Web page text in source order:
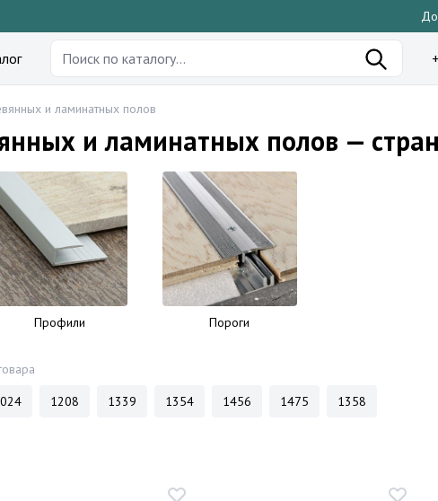
и ламинатных полов
и ламинатных полов —
Профили Пороги
1208 1339 1354 1456 1475 1358